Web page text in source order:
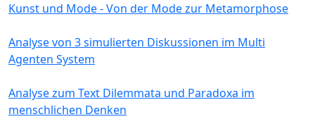
Kunst und Mode - Von der Mode zur Metamorphose
Analyse von 3 simulierten Diskussionen im Multi
Agenten System
Analyse zum Text Dilemmata und Paradoxa im
menschlichen Denken